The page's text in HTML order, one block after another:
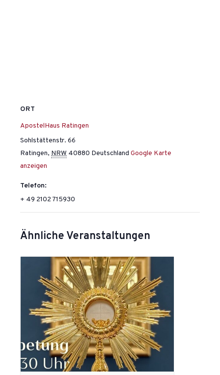
ORT
ApostelHaus Ratingen
Sohlstättenstr. 66
Ratingen, NRW 40880 Deutschland Google Karte
anzeigen
Telefon:
+ 49 2102 715930
Ähnliche Veranstaltungen